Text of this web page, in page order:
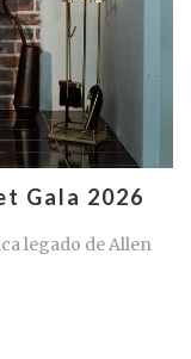
Gala 2026
legado de Allen